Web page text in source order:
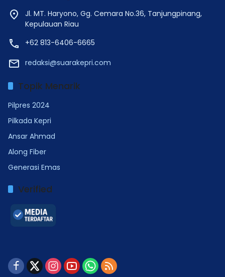
Jl. MT. Haryono, Gg. Cemara No.36, Tanjungpinang,
Kepulauan Riau
+62 813-6406-6665
redaksi@suarakepri.com
Topik Menarik
Pilpres 2024
Pilkada Kepri
Ansar Ahmad
Along Fiber
Generasi Emas
Verified